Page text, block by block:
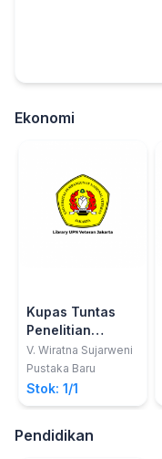
Ekonomi
Kupas Tuntas
Penelitian
Akuntansi
Dengan SPSS
Edisi Lengkap /
Pustaka Baru
V. Wiratna Sujarweni
Pustaka Baru
Stok: 1/1
Pendidikan